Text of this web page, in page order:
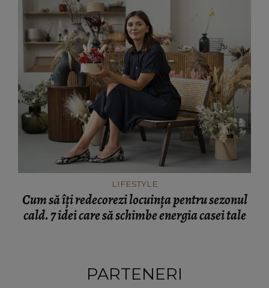
LIFESTYLE
Cum să îți redecorezi locuința pentru sezonul
cald. 7 idei care să schimbe energia casei tale
PARTENERI